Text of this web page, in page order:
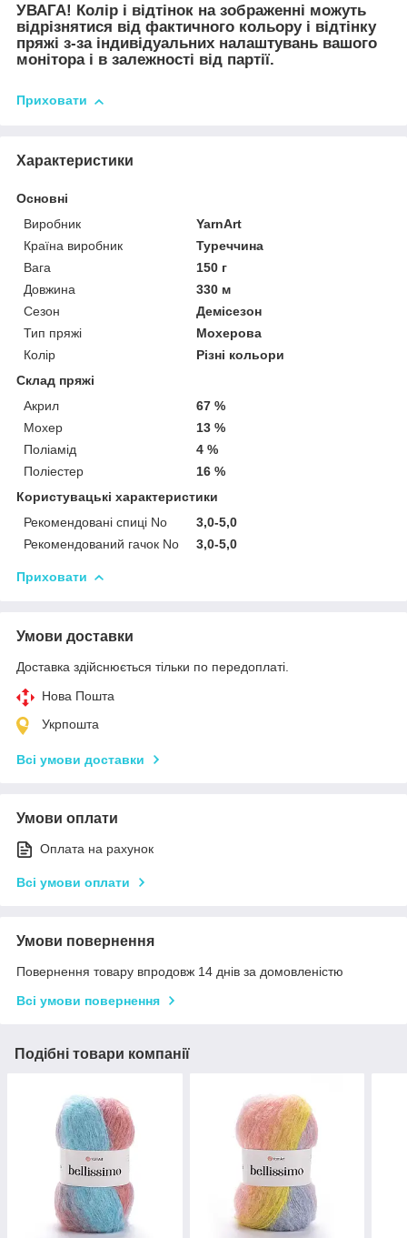
УВАГА! Колір і відтінок на зображенні можуть
відрізнятися від фактичного кольору і відтінку
пряжі з-за індивідуальних налаштувань вашого
монітора і в залежності від партії.
Приховати
Характеристики
Основні
Виробник
YarnArt
Країна виробник
Туреччина
Вага
150 г
Довжина
330 м
Сезон
Демісезон
Тип пряжі
Мохерова
Колір
Різні кольори
Склад пряжі
Акрил
67 %
Мохер
13 %
Поліамід
4 %
Поліестер
16 %
Користувацькі характеристики
Рекомендовані спиці No
3,0-5,0
Рекомендований гачок No
3,0-5,0
Приховати
Умови доставки
Доставка здійснюється тільки по передоплаті.
Нова Пошта
Укрпошта
Всі умови доставки
Умови оплати
Оплата на рахунок
Всі умови оплати
Умови повернення
Повернення товару впродовж 14 днів за домовленістю
Всі умови повернення
Подібні товари компанії